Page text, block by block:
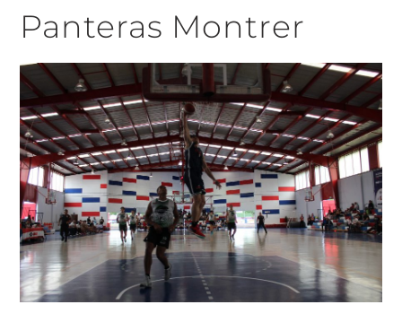
Panteras Montrer